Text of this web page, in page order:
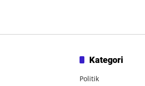
Kategori
Politik